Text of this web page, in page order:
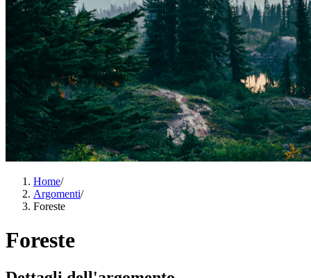
Home/
Argomenti/
Foreste
Foreste